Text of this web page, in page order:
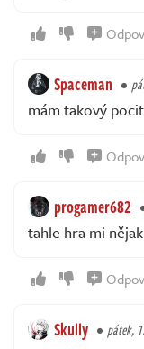
Spaceman
mám takový
progamer682
tahle hra mi
Skully pátek,